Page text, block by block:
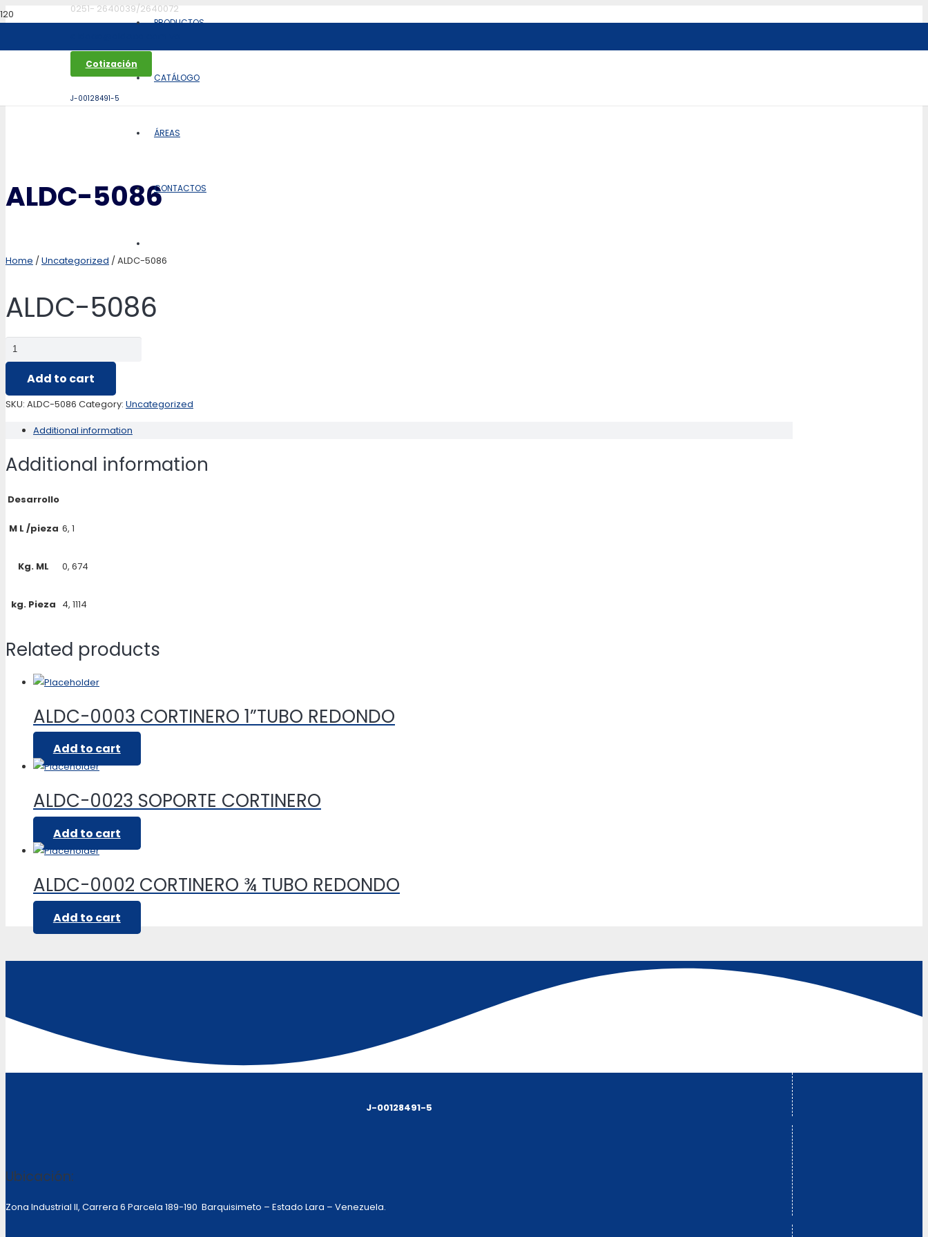
0251- 2640039/2640072
Cotización
J-00128491-5
PRODUCTOS
CATÁLOGO
ÁREAS
CONTACTOS
ALDC-5086
Home / Uncategorized / ALDC-5086
ALDC-5086
ALDC-
5086
quantityAdd to cart
SKU: ALDC-5086 Category: Uncategorized
Additional information
Additional information
Desarrollo
M L /pieza 6, 1
Kg. ML 0, 674
kg. Pieza 4, 1114
Related products
ALDC-0003 CORTINERO 1”TUBO REDONDO
Add to cart
ALDC-0023 SOPORTE CORTINERO
Add to cart
ALDC-0002 CORTINERO ¾ TUBO REDONDO
Add to cart
J-00128491-5
Ubicación:
Zona Industrial II, Carrera 6 Parcela 189-190 Barquisimeto – Estado Lara – Venezuela.